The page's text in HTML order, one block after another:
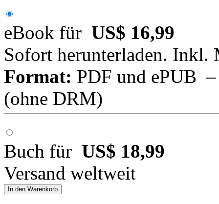
eBook für US$ 16,99
Sofort herunterladen. Inkl.
Format: PDF und ePUB
(ohne DRM)
Buch für US$ 18,99
Versand weltweit
In den Warenkorb